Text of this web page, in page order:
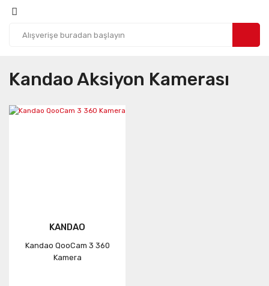
Kandao Aksiyon Kamerası
KANDAO
Kandao QooCam 3 360
Kamera